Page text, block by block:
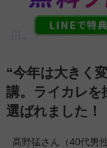
“今年は大きく
講。ライカレを
選ばれました！
髙野猛さん（40代男性